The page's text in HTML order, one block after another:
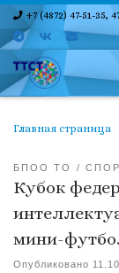
Skip to content
+7 (4872) 47-51-35,
Главная страница
БПОО ТО
Кубок
мини-
Опубликовано